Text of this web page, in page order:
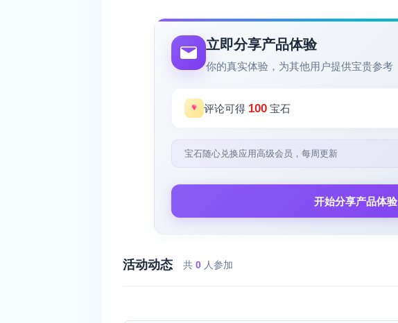
立即分享产品体验
你的真实体验，为其他用户提供宝贵参考
评论可得 100 宝石
宝石随心兑换应用高级会员，每周更新
开始分享产品体验
活动动态 共 0 人参加